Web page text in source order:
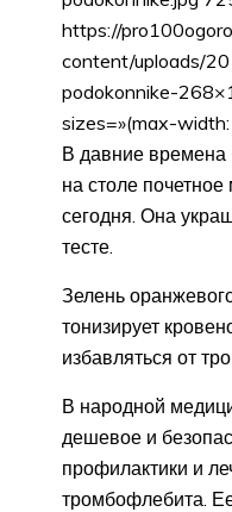
https://
content/uploads/
podokonnike-
sizes=»(max-
В давние времена
на столе почетное
сегодня. Она
тесте.
Зелень
тонизирует
избавляться от
В народной
дешевое и
профилактики и
тромбофлебита.